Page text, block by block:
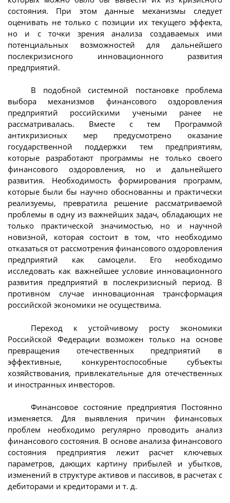
состояния. При этом данные механизмы следует
оценивать не только с позиции их текущего эффекта,
но и с точки зрения анализа создаваемых ими
потенциальных возможностей для дальнейшего
послекризисного инновационного развития
предприятий.
В подобной системной постановке проблема
выбора механизмов финансового оздоровления
предприятий российскими учеными ранее не
рассматривалась. Вместе с тем Программой
антикризисных мер предусмотрено оказание
государственной поддержки тем предприятиям,
которые разработают программы не только своего
финансового оздоровления, но и дальнейшего
развития. Необходимость формирования программ,
которые были бы научно обоснованны и практически
реализуемы, превратила решение рассматриваемой
проблемы в одну из важнейших задач, обладающих не
только практической значимостью, но и научной
новизной, которая состоит в том, что необходимо
отказаться от рассмотрения финансового оздоровления
предприятий как самоцели. Его необходимо
исследовать как важнейшее условие инновационного
развития предприятий в послекризисный период. В
противном случае инновационная трансформация
российской экономики не осуществима.
Переход к устойчивому росту экономики
Российской Федерации возможен только на основе
превращения отечественных предприятий в
эффективные, конкурентоспособные субъекты
хозяйствования, привлекательные для отечественных
и иностранных инвесторов.
Финансовое состояние предприятия Постоянно
изменяется. Для выявления причин финансовых
проблем необходимо регулярно проводить анализ
финансового состояния. В основе анализа финансового
состояния предприятия лежит расчет ключевых
параметров, дающих картину прибылей и убытков,
изменений в структуре активов и пассивов, в расчетах с
дебиторами и кредиторами и т. д.